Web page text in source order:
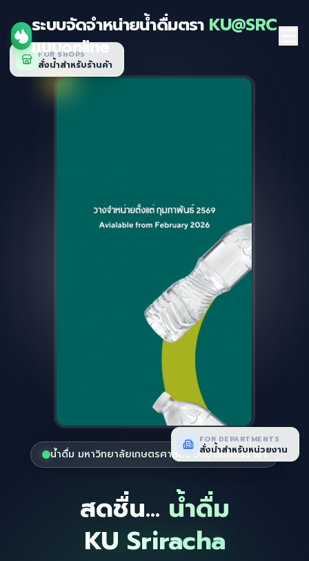
ระบบจัดจำหน่ายน้ำดื่มตรา KU@SRC
แบบonline
น้ำดื่ม มหาวิทยาลัยเกษตรศาสตร์ วิทยาเขตศรีราชา
สดชื่น... น้ำดื่ม
KU Sriracha
FOR SHOPS
สั่งน้ำสำหรับร้านค้า
FOR DEPARTMENTS
สั่งน้ำสำหรับหน่วยงาน